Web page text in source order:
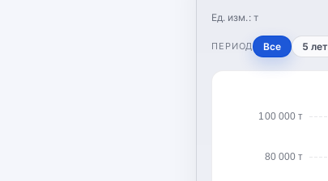
Ед. изм.: т
ПЕРИОД Все 5 лет
80 000 т
100 000 т